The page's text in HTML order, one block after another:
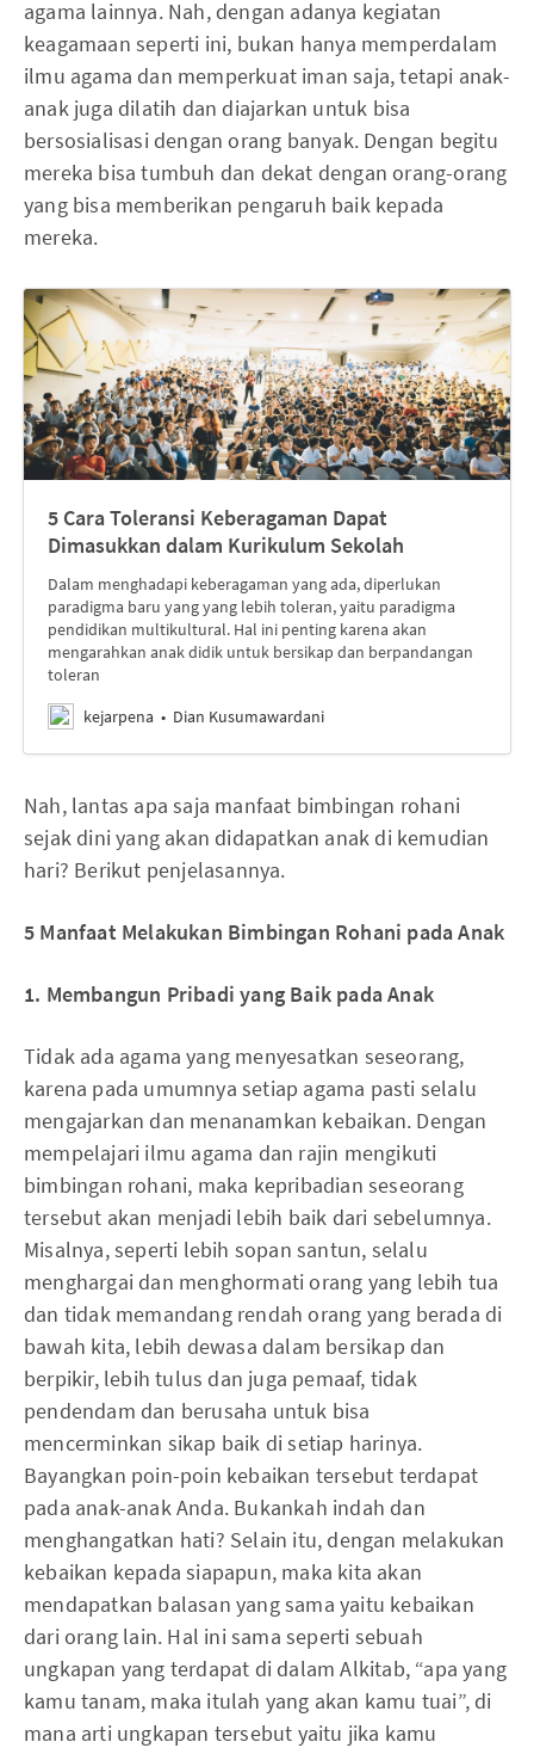
agama lainnya. Nah, dengan adanya kegiatan
keagamaan seperti ini, bukan hanya memperdalam
ilmu agama dan memperkuat iman saja, tetapi anak-
anak juga dilatih dan diajarkan untuk bisa
bersosialisasi dengan orang banyak. Dengan begitu
mereka bisa tumbuh dan dekat dengan orang-orang
yang bisa memberikan pengaruh baik kepada
mereka.
5 Cara Toleransi Keberagaman Dapat
Dimasukkan dalam Kurikulum Sekolah
Dalam menghadapi keberagaman yang ada, diperlukan
paradigma baru yang yang lebih toleran, yaitu paradigma
pendidikan multikultural. Hal ini penting karena akan
mengarahkan anak didik untuk bersikap dan berpandangan
toleran
kejarpena
Dian Kusumawardani
Nah, lantas apa saja manfaat bimbingan rohani
sejak dini yang akan didapatkan anak di kemudian
hari? Berikut penjelasannya.
5 Manfaat Melakukan Bimbingan Rohani pada Anak
1. Membangun Pribadi yang Baik pada Anak
Tidak ada agama yang menyesatkan seseorang,
karena pada umumnya setiap agama pasti selalu
mengajarkan dan menanamkan kebaikan. Dengan
mempelajari ilmu agama dan rajin mengikuti
bimbingan rohani, maka kepribadian seseorang
tersebut akan menjadi lebih baik dari sebelumnya.
Misalnya, seperti lebih sopan santun, selalu
menghargai dan menghormati orang yang lebih tua
dan tidak memandang rendah orang yang berada di
bawah kita, lebih dewasa dalam bersikap dan
berpikir, lebih tulus dan juga pemaaf, tidak
pendendam dan berusaha untuk bisa
mencerminkan sikap baik di setiap harinya.
Bayangkan poin-poin kebaikan tersebut terdapat
pada anak-anak Anda. Bukankah indah dan
menghangatkan hati? Selain itu, dengan melakukan
kebaikan kepada siapapun, maka kita akan
mendapatkan balasan yang sama yaitu kebaikan
dari orang lain. Hal ini sama seperti sebuah
ungkapan yang terdapat di dalam Alkitab, “apa yang
kamu tanam, maka itulah yang akan kamu tuai”, di
mana arti ungkapan tersebut yaitu jika kamu